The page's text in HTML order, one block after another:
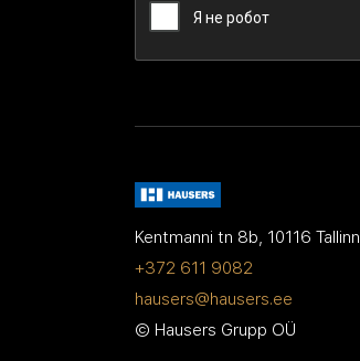
Kentmanni tn 8b, 10116 Tallinn
+372 611 9082
hausers@hausers.ee
© Hausers Grupp OÜ